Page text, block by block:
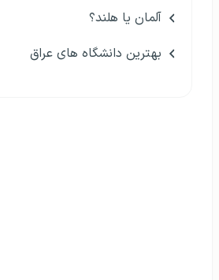
آلمان یا هلند؟
بهترین دانشگاه های عراق